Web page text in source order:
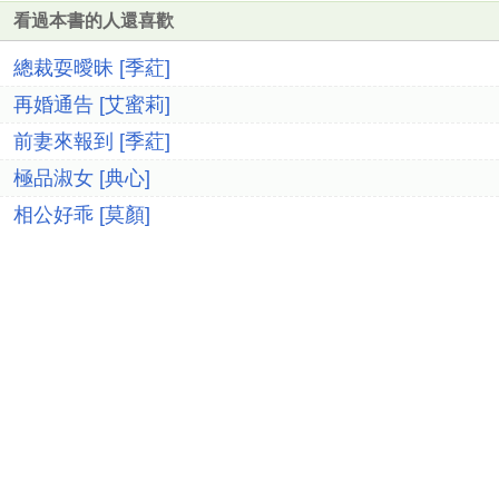
看過本書的人還喜歡
總裁耍曖昧 [季葒]
再婚通告 [艾蜜莉]
前妻來報到 [季葒]
極品淑女 [典心]
相公好乖 [莫顏]